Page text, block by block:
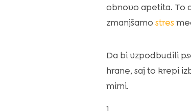
obnovo apetita. To
zmanjšamo stres
Da bi vzpodbudili
hrane, saj to krepi
mirni.